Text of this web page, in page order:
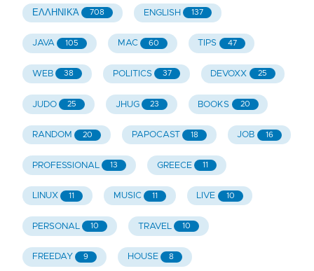
ΕΛΛΗΝΙΚΆ 708 ENGLISH 137
JAVA 105 MAC 60 TIPS 47
WEB 38 POLITICS 37 DEVOXX 25
JUDO 25 JHUG 23 BOOKS 20
RANDOM 20 PAPOCAST 18 JOB 16
PROFESSIONAL 13 GREECE 11
LINUX 11 MUSIC 11 LIVE 10
PERSONAL 10 TRAVEL 10
FREEDAY 9 HOUSE 8